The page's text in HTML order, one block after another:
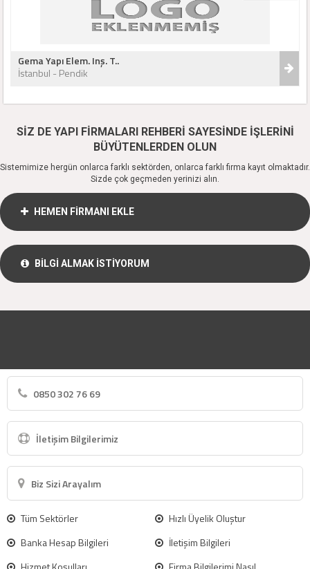
Gema Yapı Elem. Inş. T..
İstanbul - Pendik
SİZ DE YAPI FİRMALARI REHBERİ SAYESİNDE İŞLERİNİ
BÜYÜTENLERDEN OLUN
Sistemimize hergün onlarca farklı sektörden, onlarca farklı firma kayıt olmaktadır.
Sizde çok geçmeden yerinizi alın.
HEMEN FİRMANI EKLE
BİLGİ ALMAK İSTİYORUM
0850 302 76 69
İletişim Bilgilerimiz
Biz Sizi Arayalım
Tüm Sektörler
Hızlı Üyelik Oluştur
Banka Hesap Bilgileri
İletişim Bilgileri